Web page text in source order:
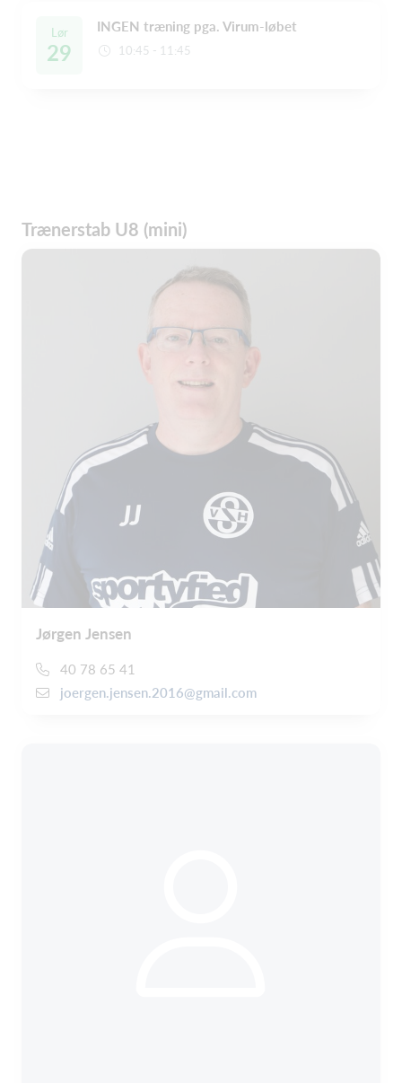
Lør
29
INGEN træning pga. Virum-løbet
10:45 - 11:45
Trænerstab U8 (mini)
Jørgen Jensen
40 78 65 41
joergen.jensen.2016@gmail.com